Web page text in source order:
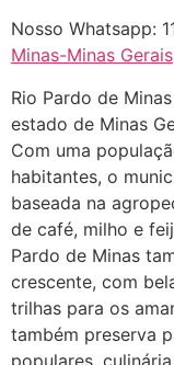
Nosso Whatsapp:
Minas-Minas Gerais
Rio Pardo de
estado de Minas
Com uma
habitantes, o
baseada na
de café, milho e
Pardo de Minas
crescente, com
trilhas para os
também preserva
populares,